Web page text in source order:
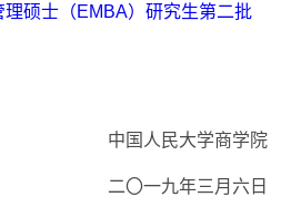
硕士（EMBA）研究生第二批
中国人民大学商学院
二〇一九年三月六日